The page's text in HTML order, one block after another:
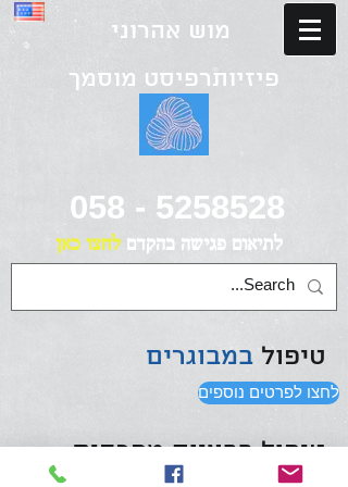
מוש אהרוני
פיזיותרפיסט מוסמך
058 - 5258528
לתיאום פגישה בהקדם לחצו כאן
טיפול במבוגרים
לחצו לפרטים נוספים
טיפול בבעיות מפרקים